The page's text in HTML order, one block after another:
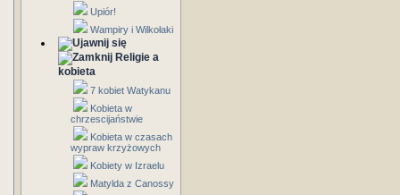
Upiór!
Wampiry i Wilkołaki
Religie a
kobieta
7 kobiet Watykanu
Kobieta w
chrzescijaństwie
Kobieta w czasach
wypraw krzyżowych
Kobiety w Izraelu
Matylda z Canossy